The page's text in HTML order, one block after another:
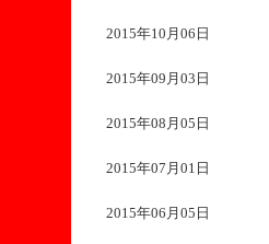
2015年10月06日
2015年09月03日
2015年08月05日
2015年07月01日
2015年06月05日